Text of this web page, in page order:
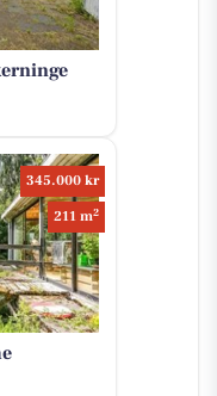
345.000 kr
211 m2